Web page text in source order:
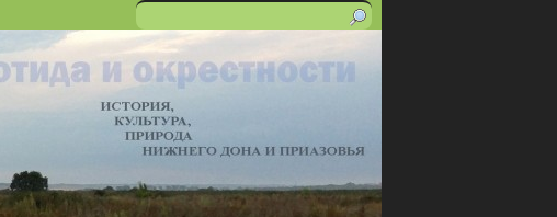
Форма
поиска
Поиск